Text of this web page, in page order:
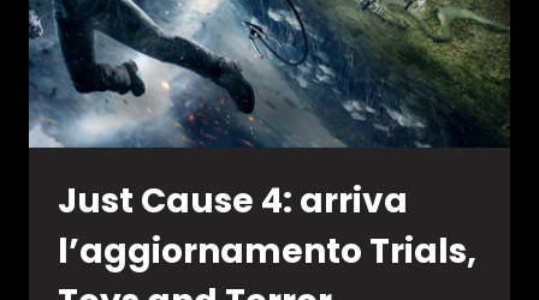
Just Cause 4: arriva
l’aggiornamento Trials,